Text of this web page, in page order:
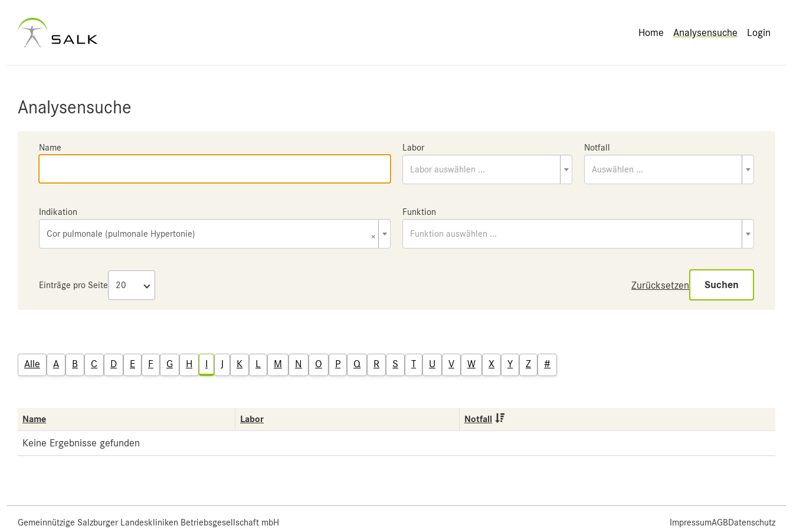
Home Analysensuche Login
Analysensuche
Name Labor
Labor auswählen ...
Notfall
Auswählen ...
Indikation
×
Cor pulmonale (pulmonale Hypertonie)
Funktion
Funktion auswählen ...
Einträge pro Seite Zurücksetzen Suchen
Alle A B C D E F G H I J K L M N O P Q R S T U V W X Y Z #
Name Labor Notfall
Keine Ergebnisse gefunden
Gemeinnützige Salzburger Landeskliniken Betriebsgesellschaft mbH ImpressumAGBDatenschutz